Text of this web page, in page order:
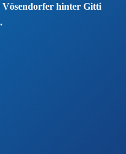
Vösendorfer hinter Gitti